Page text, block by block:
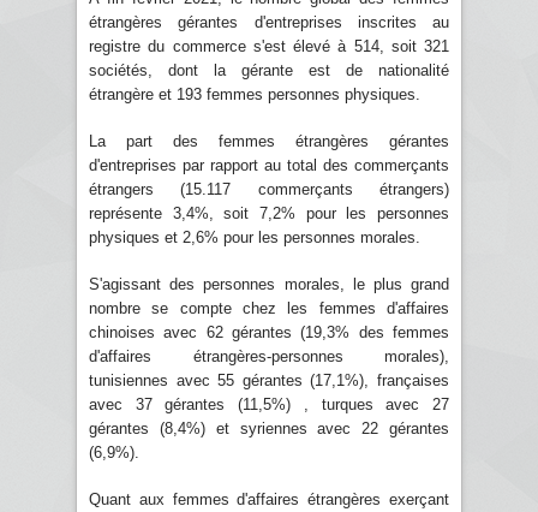
étrangères gérantes d'entreprises inscrites au
registre du commerce s'est élevé à 514, soit 321
sociétés, dont la gérante est de nationalité
étrangère et 193 femmes personnes physiques.
La part des femmes étrangères gérantes
d'entreprises par rapport au total des commerçants
étrangers (15.117 commerçants étrangers)
représente 3,4%, soit 7,2% pour les personnes
physiques et 2,6% pour les personnes morales.
S'agissant des personnes morales, le plus grand
nombre se compte chez les femmes d'affaires
chinoises avec 62 gérantes (19,3% des femmes
d'affaires étrangères-personnes morales),
tunisiennes avec 55 gérantes (17,1%), françaises
avec 37 gérantes (11,5%) , turques avec 27
gérantes (8,4%) et syriennes avec 22 gérantes
(6,9%).
Quant aux femmes d'affaires étrangères exerçant